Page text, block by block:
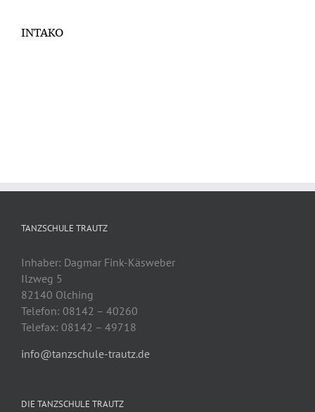
INTAKO
TANZSCHULE TRAUTZ
Inhaber: Dagmar Fink-Käsweber
Ilzweg 5
82140 Olching
Telefon: 08142 – 40260
Telefax: 08142 – 49718
info@tanzschule-trautz.de
DIE TANZSCHULE TRAUTZ